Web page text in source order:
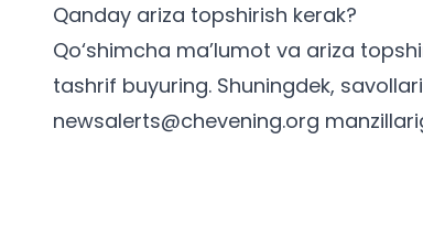
Qanday ariza topshirish kerak?
Qo‘shimcha ma’lumot va ariza
tashrif buyuring. Shuningdek,
newsalerts@chevening.org